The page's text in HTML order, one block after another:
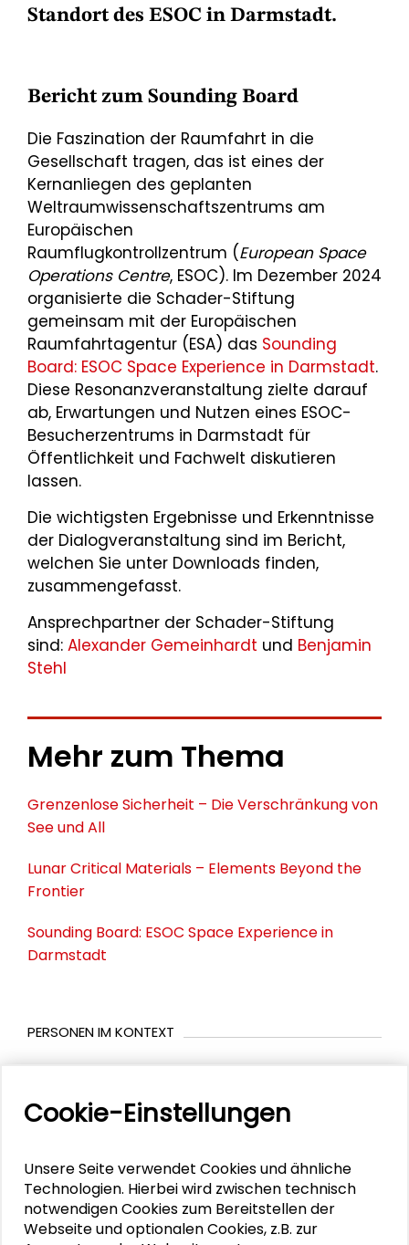
Standort des ESOC in Darmstadt.
Bericht zum Sounding Board
Die Faszination der Raumfahrt in die
Gesellschaft tragen, das ist eines der
Kernanliegen des geplanten
Weltraumwissenschaftszentrums am
Europäischen
Raumflugkontrollzentrum (European Space
Operations Centre, ESOC). Im Dezember 2024
organisierte die Schader-Stiftung
gemeinsam mit der Europäischen
Raumfahrtagentur (ESA) das Sounding
Board: ESOC Space Experience in Darmstadt.
Diese Resonanzveranstaltung zielte darauf
ab, Erwartungen und Nutzen eines ESOC-
Besucherzentrums in Darmstadt für
Öffentlichkeit und Fachwelt diskutieren
lassen.
Die wichtigsten Ergebnisse und Erkenntnisse
der Dialogveranstaltung sind im Bericht,
welchen Sie unter Downloads finden,
zusammengefasst.
Ansprechpartner der Schader-Stiftung
sind: Alexander Gemeinhardt und Benjamin
Stehl
Mehr zum Thema
Grenzenlose Sicherheit – Die Verschränkung von
See und All
Lunar Critical Materials – Elements Beyond the
Frontier
Sounding Board: ESOC Space Experience in
Darmstadt
PERSONEN IM KONTEXT
Alexander Gemeinhardt
Simon Plum
Thomas Reiter
Benjamin Stehl
Cookie-Einstellungen
Unsere Seite verwendet Cookies und ähnliche
Technologien. Hierbei wird zwischen technisch
notwendigen Cookies zum Bereitstellen der
Webseite und optionalen Cookies, z.B. zur